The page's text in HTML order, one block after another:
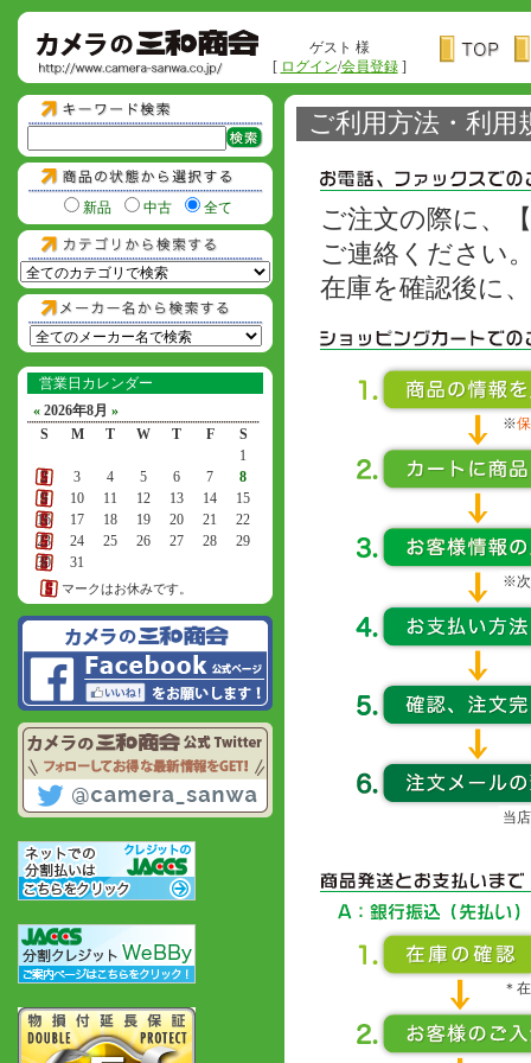
ゲスト 様
[ ログイン/会員登録]
新品 中古 全て
営業日カレンダー
« 2026年8月 »
S
M T W T F
S
1
2
3 4 5 6 7
8
9
10 11 12 13 14
15
16
17 18 19 20 21
22
23
24 25 26 27 28
29
30
31
マークはお休みです。
ご利用方法・利用
ご注文の際に、
ご連絡ください
在庫を確認後に
※
※次
当
＊